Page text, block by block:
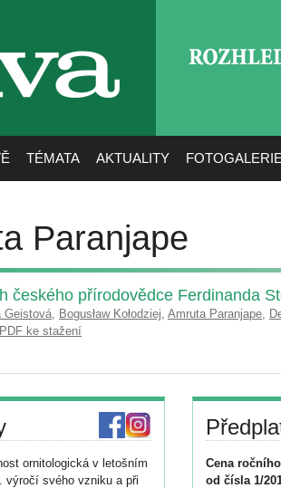
TÉMATA AKTUALITY
Paranjape
českého přírodovědce Ferdinanda
Geistová, Bogusław Kołodziej, Amruta Paranjape,
ke stažení
ornitologická v letošním
výročí svého vzniku a při
Cena
od čísla 1/